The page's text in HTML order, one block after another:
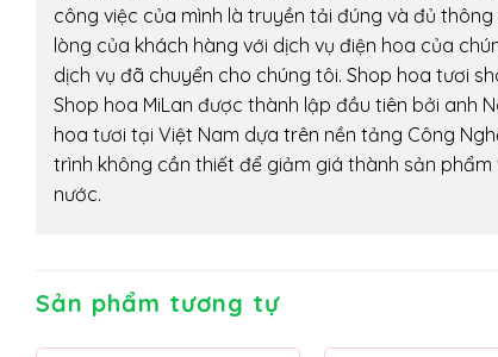
công việc của mình là truyền tải đúng và đủ
lòng của khách hàng với dịch vụ điện hoa của
dịch vụ đã chuyển cho chúng tôi. Shop hoa tươi
Shop hoa MiLan được thành lập đầu tiên bởi anh
hoa tươi tại Việt Nam dựa trên nền tảng Công
trình không cần thiết để giảm giá thành sản
nước.
Sản phẩm tương tự